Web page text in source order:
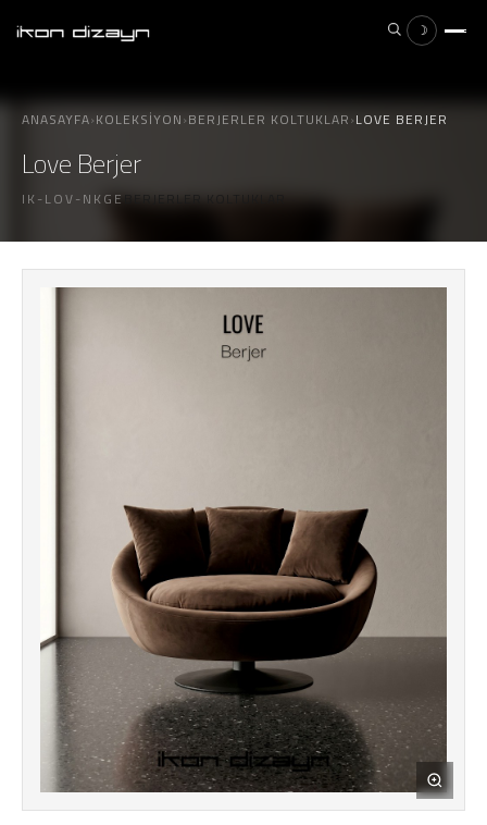
☽
×
ANASAYFA›KOLEKSIYON›BERJERLER KOLTUKLAR›LOVE BERJER
Love Berjer
IK-LOV-NKGEBERJERLER KOLTUKLAR